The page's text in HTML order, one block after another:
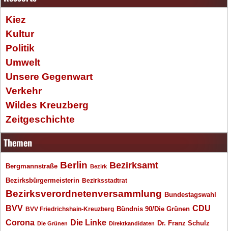
Kiez
Kultur
Politik
Umwelt
Unsere Gegenwart
Verkehr
Wildes Kreuzberg
Zeitgeschichte
Themen
Bergmannstraße Berlin Bezirk Bezirksamt
Bezirksbürgermeisterin Bezirksstadtrat
Bezirksverordnetenversammlung Bundestagswahl
BVV BVV Friedrichshain-Kreuzberg Bündnis 90/Die Grünen CDU
Corona Die Grünen Die Linke Direktkandidaten Dr. Franz Schulz